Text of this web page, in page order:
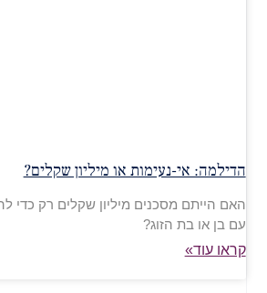
הדילמה: אי-נעימות או מיליון שקלים?
האם הייתם מסכנים מיליון שקלים רק כדי
עם בן או בת הזוג?
קראו עוד»